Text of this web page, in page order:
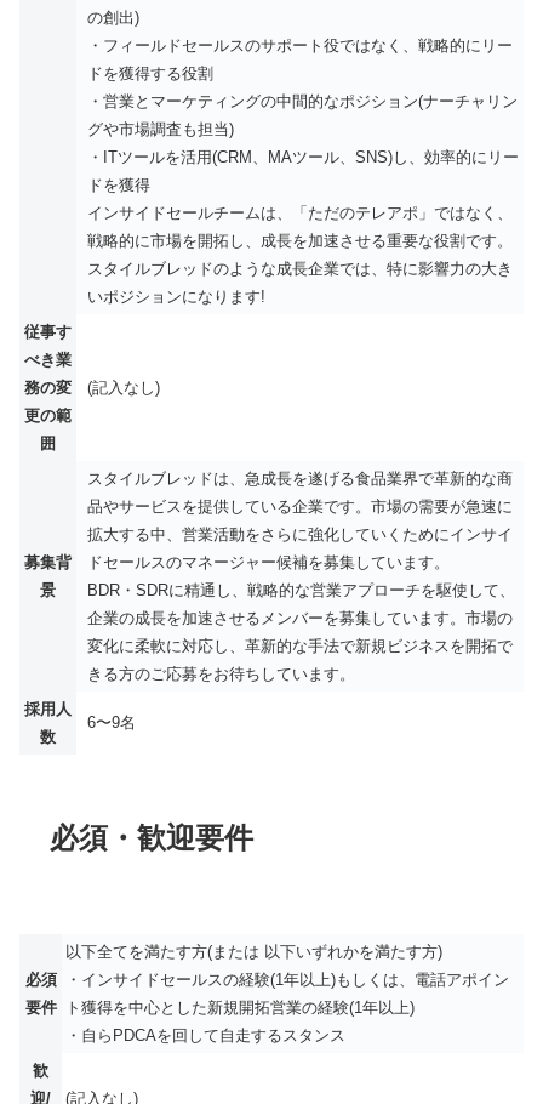
の創出)
・フィールドセールスのサポート役ではなく、戦略的にリー
ドを獲得する役割
・営業とマーケティングの中間的なポジション(ナーチャリン
グや市場調査も担当)
・ITツールを活用(CRM、MAツール、SNS)し、効率的にリー
ドを獲得
インサイドセールチームは、「ただのテレアポ」ではなく、
戦略的に市場を開拓し、成長を加速させる重要な役割です。
スタイルブレッドのような成長企業では、特に影響力の大き
いポジションになります!
従事す
べき業
務の変
更の範
囲
(記入なし)
募集背
景
スタイルブレッドは、急成長を遂げる食品業界で革新的な商
品やサービスを提供している企業です。市場の需要が急速に
拡大する中、営業活動をさらに強化していくためにインサイ
ドセールスのマネージャー候補を募集しています。
BDR・SDRに精通し、戦略的な営業アプローチを駆使して、
企業の成長を加速させるメンバーを募集しています。市場の
変化に柔軟に対応し、革新的な手法で新規ビジネスを開拓で
きる方のご応募をお待ちしています。
採用人
数
6〜9名
必須・歓迎要件
必須
要件
以下全てを満たす方(または 以下いずれかを満たす方)
・インサイドセールスの経験(1年以上)もしくは、電話アポイン
ト獲得を中心とした新規開拓営業の経験(1年以上)
・自らPDCAを回して自走するスタンス
歓
迎/
(記入なし)